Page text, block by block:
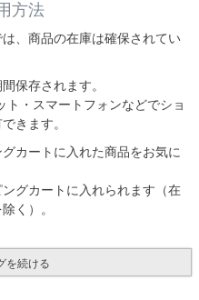
方法
、商品の在庫は確保されてい
保存されます。
・スマートフォンなどでショ
きます。
カートに入れた商品をお気に
グカートに入れられます（在
く）。
を続ける